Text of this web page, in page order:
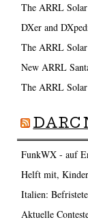
The ARRL
DXer and
The ARRL
New ARRL
The ARRL
DARC
FunkWX - auf
Helft mit,
Italien:
Aktuelle